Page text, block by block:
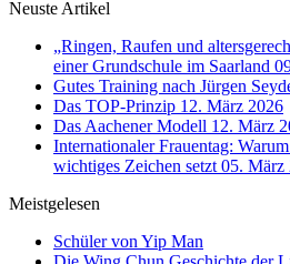
Neuste Artikel
„Ringen, Raufen und
einer Grundschule im Saarland
Gutes Training nach Jürgen
Das TOP-Prinzip 12. März 2026
Das Aachener Modell 12. März
Internationaler Frauentag:
wichtiges Zeichen setzt05. März
Meistgelesen
Schüler von Yip Man